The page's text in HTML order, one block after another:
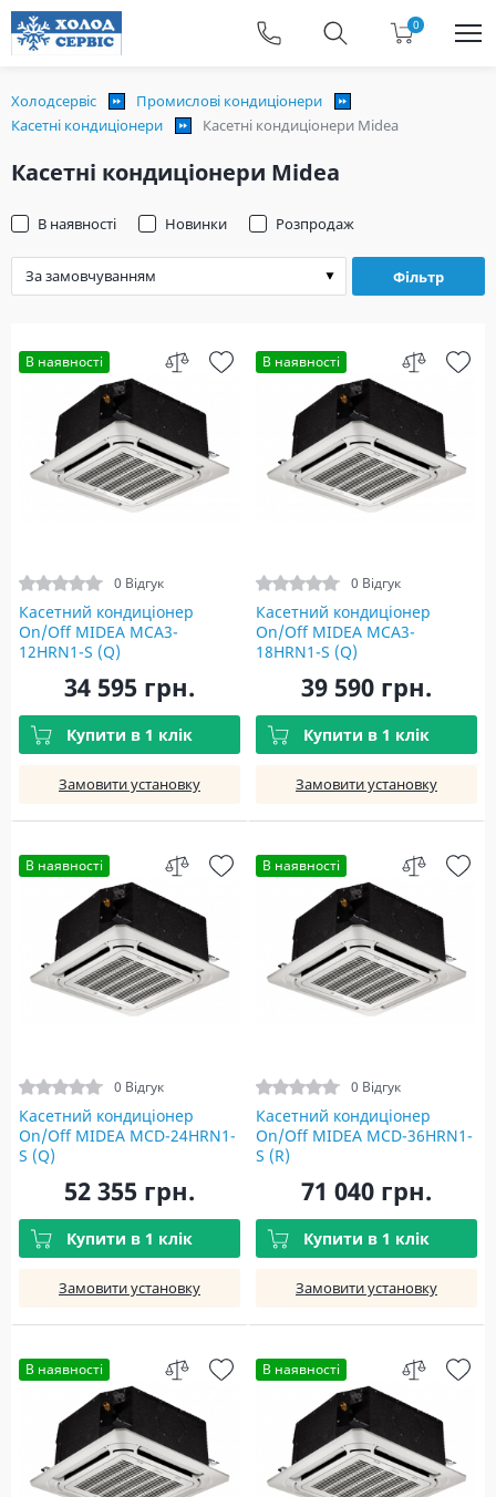
0
Холодсервіс
Промислові кондиціонери
Касетні кондиціонери
Касетні кондиціонери Midea
Касетні кондиціонери Midea
Фільтр
В наявності Новинки Розпродаж
В наявності
0 Відгук
Касетний кондиціонер
On/Off MIDEA MCA3-
12HRN1-S (Q)
34 595 грн.
Купити в 1 клік
Замовити установку
В наявності
0 Відгук
Касетний кондиціонер
On/Off MIDEA MCA3-
18HRN1-S (Q)
39 590 грн.
Купити в 1 клік
Замовити установку
В наявності
0 Відгук
Касетний кондиціонер
On/Off MIDEA MCD-24HRN1-
S (Q)
52 355 грн.
Купити в 1 клік
Замовити установку
В наявності
0 Відгук
Касетний кондиціонер
On/Off MIDEA MCD-36HRN1-
S (R)
71 040 грн.
Купити в 1 клік
Замовити установку
В наявності В наявності